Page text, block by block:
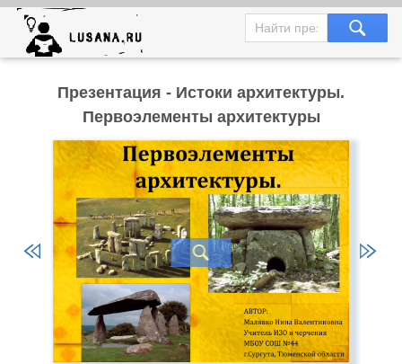
Презентация - Истоки архитектуры.
Первоэлементы архитектуры